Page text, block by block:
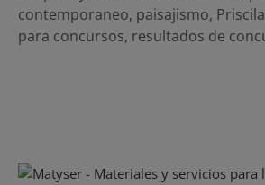
contemporaneo, paisajismo,
para concursos, resultados de